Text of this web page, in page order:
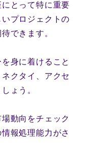
とって特に重要
プロジェクトの
できます。
身に着けること
クタイ、アクセ
ょう。
動向をチェック
報処理能力がさ